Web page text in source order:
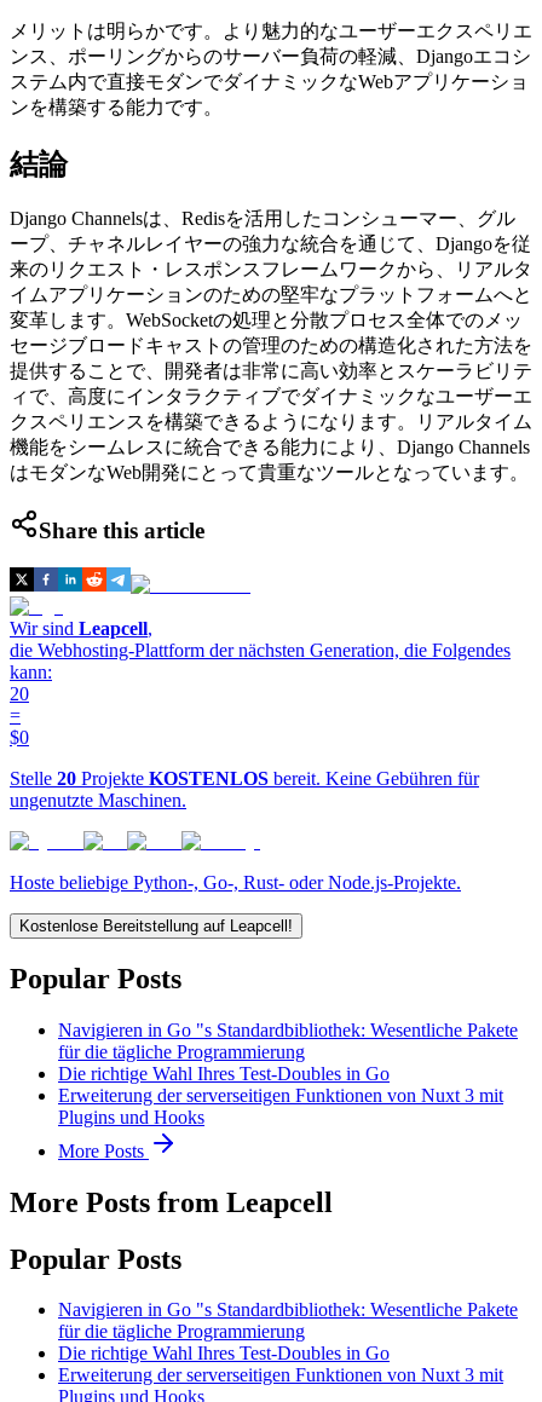
メリットは明らかです。より魅力的なユーザーエクスペリエ
ンス、ポーリングからのサーバー負荷の軽減、Djangoエコシ
ステム内で直接モダンでダイナミックなWebアプリケーショ
ンを構築する能力です。
結論
Django Channelsは、Redisを活用したコンシューマー、グル
ープ、チャネルレイヤーの強力な統合を通じて、Djangoを従
来のリクエスト・レスポンスフレームワークから、リアルタ
イムアプリケーションのための堅牢なプラットフォームへと
変革します。WebSocketの処理と分散プロセス全体でのメッ
セージブロードキャストの管理のための構造化された方法を
提供することで、開発者は非常に高い効率とスケーラビリテ
ィで、高度にインタラクティブでダイナミックなユーザーエ
クスペリエンスを構築できるようになります。リアルタイム
機能をシームレスに統合できる能力により、Django Channels
はモダンなWeb開発にとって貴重なツールとなっています。
Share this article
Wir sind Leapcell,
die Webhosting-Plattform der nächsten Generation, die Folgendes
kann:
20
=
$0
Stelle 20 Projekte KOSTENLOS bereit. Keine Gebühren für
ungenutzte Maschinen.
Hoste beliebige Python-, Go-, Rust- oder Node.js-Projekte.
Kostenlose Bereitstellung auf Leapcell!
Popular Posts
Navigieren in Go "s Standardbibliothek: Wesentliche Pakete
für die tägliche Programmierung
Die richtige Wahl Ihres Test-Doubles in Go
Erweiterung der serverseitigen Funktionen von Nuxt 3 mit
Plugins und Hooks
More Posts
More Posts from Leapcell
Popular Posts
Navigieren in Go "s Standardbibliothek: Wesentliche Pakete
für die tägliche Programmierung
Die richtige Wahl Ihres Test-Doubles in Go
Erweiterung der serverseitigen Funktionen von Nuxt 3 mit
Plugins und Hooks